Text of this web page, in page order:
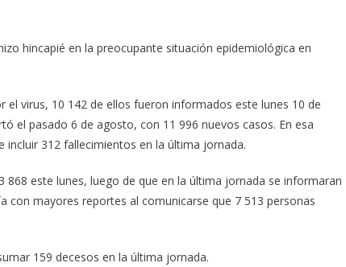
hincapié en la preocupante situación epidemiológica en
virus, 10 142 de ellos fueron informados este lunes 10 de
el pasado 6 de agosto, con 11 996 nuevos casos. En esa
incluir 312 fallecimientos en la última jornada.
este lunes, luego de que en la última jornada se informaran
con mayores reportes al comunicarse que 7 513 personas
159 decesos en la última jornada.